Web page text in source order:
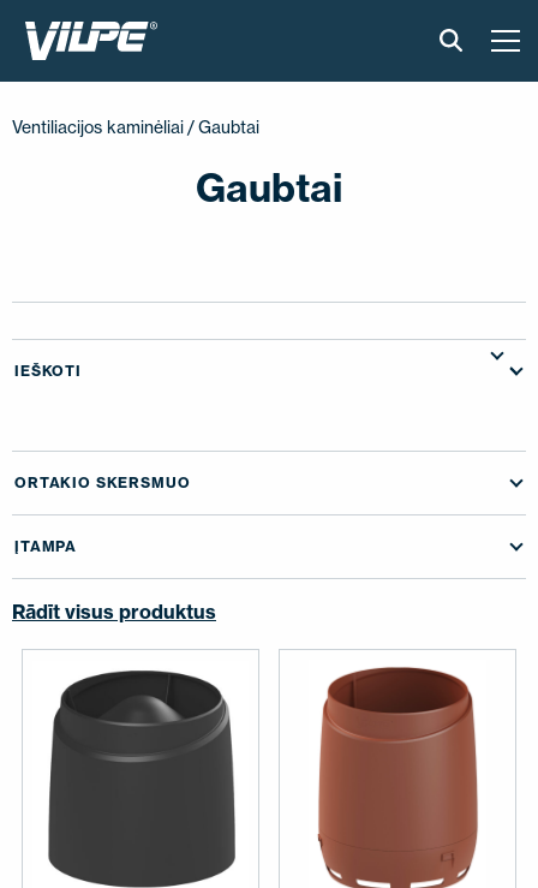
MONTAVIMAS IR BROŠIŪROS
APIE ĮMONĘ
SUSISIEKITE SU MUMIS
Ventiliacijos kaminėliai / Gaubtai
Gaubtai
IEŠKOTI
ORTAKIO SKERSMUO
ĮTAMPA
Rādīt visus produktus